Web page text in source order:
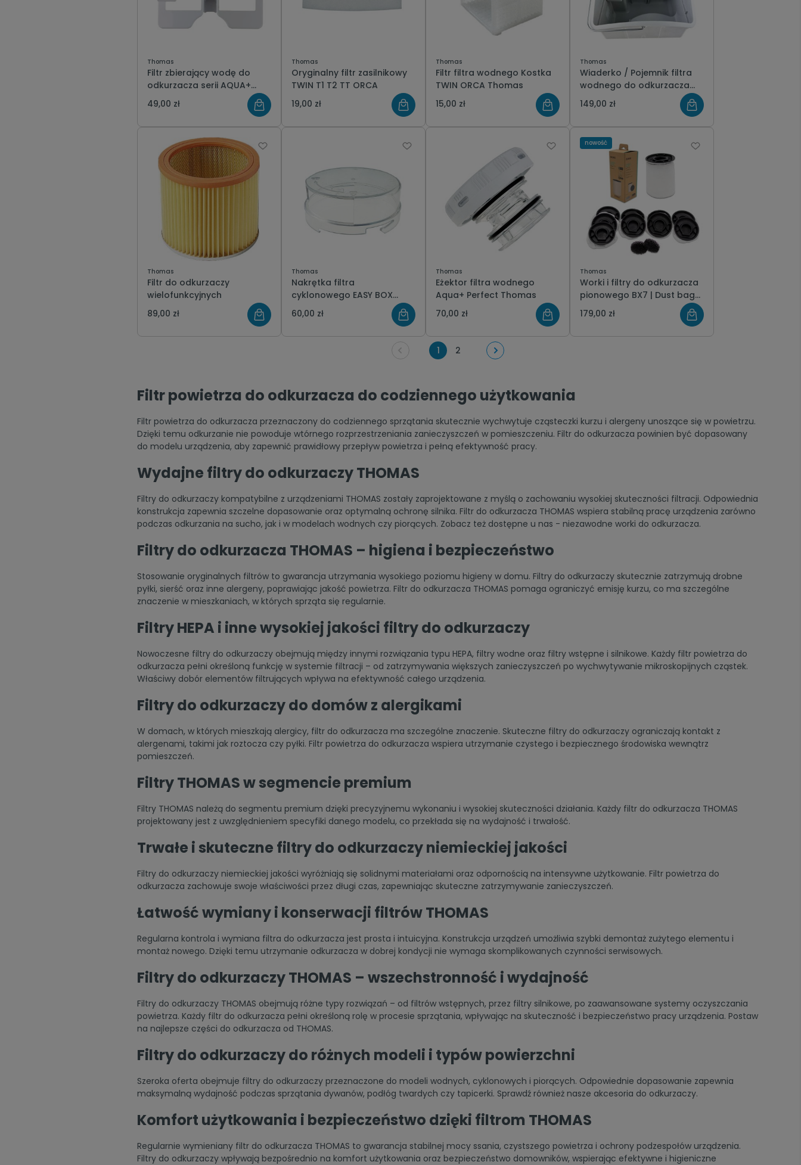
Thomas
Filtr zbierający wodę do
odkurzacza serii AQUA+
THOMAS
49,00 zł
Thomas
Oryginalny filtr zasilnikowy
TWIN T1 T2 TT ORCA
19,00 zł
Thomas
Filtr filtra wodnego Kostka
TWIN ORCA Thomas
15,00 zł
Thomas
Wiaderko / Pojemnik filtra
wodnego do odkurzacza
piorącego TWIN ORCA
Thomas
149,00 zł
Thomas
Filtr do odkurzaczy
wielofunkcyjnych
89,00 zł
Thomas
Nakrętka filtra
cyklonowego EASY BOX
Thomas dry box
przeźroczysta
60,00 zł
Thomas
Eżektor filtra wodnego
Aqua+ Perfect Thomas
70,00 zł
Thomas
Worki i filtry do odkurzacza
pionowego BX7 | Dust bag
set BX7 Thomas
179,00 zł
nowość
1 2
Filtr powietrza do odkurzacza do codziennego użytkowania
Filtr powietrza do odkurzacza przeznaczony do codziennego sprzątania skutecznie wychwytuje cząsteczki kurzu i alergeny unoszące się w powietrzu.
Dzięki temu odkurzanie nie powoduje wtórnego rozprzestrzeniania zanieczyszczeń w pomieszczeniu. Filtr do odkurzacza powinien być dopasowany
do modelu urządzenia, aby zapewnić prawidłowy przepływ powietrza i pełną efektywność pracy.
Wydajne filtry do odkurzaczy THOMAS
Filtry do odkurzaczy kompatybilne z urządzeniami THOMAS zostały zaprojektowane z myślą o zachowaniu wysokiej skuteczności filtracji. Odpowiednia
konstrukcja zapewnia szczelne dopasowanie oraz optymalną ochronę silnika. Filtr do odkurzacza THOMAS wspiera stabilną pracę urządzenia zarówno
podczas odkurzania na sucho, jak i w modelach wodnych czy piorących. Zobacz też dostępne u nas - niezawodne worki do odkurzacza.
Filtry do odkurzacza THOMAS – higiena i bezpieczeństwo
Stosowanie oryginalnych filtrów to gwarancja utrzymania wysokiego poziomu higieny w domu. Filtry do odkurzaczy skutecznie zatrzymują drobne
pyłki, sierść oraz inne alergeny, poprawiając jakość powietrza. Filtr do odkurzacza THOMAS pomaga ograniczyć emisję kurzu, co ma szczególne
znaczenie w mieszkaniach, w których sprząta się regularnie.
Filtry HEPA i inne wysokiej jakości filtry do odkurzaczy
Nowoczesne filtry do odkurzaczy obejmują między innymi rozwiązania typu HEPA, filtry wodne oraz filtry wstępne i silnikowe. Każdy filtr powietrza do
odkurzacza pełni określoną funkcję w systemie filtracji – od zatrzymywania większych zanieczyszczeń po wychwytywanie mikroskopijnych cząstek.
Właściwy dobór elementów filtrujących wpływa na efektywność całego urządzenia.
Filtry do odkurzaczy do domów z alergikami
W domach, w których mieszkają alergicy, filtr do odkurzacza ma szczególne znaczenie. Skuteczne filtry do odkurzaczy ograniczają kontakt z
alergenami, takimi jak roztocza czy pyłki. Filtr powietrza do odkurzacza wspiera utrzymanie czystego i bezpiecznego środowiska wewnątrz
pomieszczeń.
Filtry THOMAS w segmencie premium
Filtry THOMAS należą do segmentu premium dzięki precyzyjnemu wykonaniu i wysokiej skuteczności działania. Każdy filtr do odkurzacza THOMAS
projektowany jest z uwzględnieniem specyfiki danego modelu, co przekłada się na wydajność i trwałość.
Trwałe i skuteczne filtry do odkurzaczy niemieckiej jakości
Filtry do odkurzaczy niemieckiej jakości wyróżniają się solidnymi materiałami oraz odpornością na intensywne użytkowanie. Filtr powietrza do
odkurzacza zachowuje swoje właściwości przez długi czas, zapewniając skuteczne zatrzymywanie zanieczyszczeń.
Łatwość wymiany i konserwacji filtrów THOMAS
Regularna kontrola i wymiana filtra do odkurzacza jest prosta i intuicyjna. Konstrukcja urządzeń umożliwia szybki demontaż zużytego elementu i
montaż nowego. Dzięki temu utrzymanie odkurzacza w dobrej kondycji nie wymaga skomplikowanych czynności serwisowych.
Filtry do odkurzaczy THOMAS – wszechstronność i wydajność
Filtry do odkurzaczy THOMAS obejmują różne typy rozwiązań – od filtrów wstępnych, przez filtry silnikowe, po zaawansowane systemy oczyszczania
powietrza. Każdy filtr do odkurzacza pełni określoną rolę w procesie sprzątania, wpływając na skuteczność i bezpieczeństwo pracy urządzenia. Postaw
na najlepsze części do odkurzacza od THOMAS.
Filtry do odkurzaczy do różnych modeli i typów powierzchni
Szeroka oferta obejmuje filtry do odkurzaczy przeznaczone do modeli wodnych, cyklonowych i piorących. Odpowiednie dopasowanie zapewnia
maksymalną wydajność podczas sprzątania dywanów, podłóg twardych czy tapicerki. Sprawdź również nasze akcesoria do odkurzaczy.
Komfort użytkowania i bezpieczeństwo dzięki filtrom THOMAS
Regularnie wymieniany filtr do odkurzacza THOMAS to gwarancja stabilnej mocy ssania, czystszego powietrza i ochrony podzespołów urządzenia.
Filtry do odkurzaczy wpływają bezpośrednio na komfort użytkowania oraz bezpieczeństwo domowników, wspierając efektywne i higieniczne